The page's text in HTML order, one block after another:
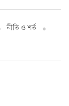
নীতি ও শর্ত